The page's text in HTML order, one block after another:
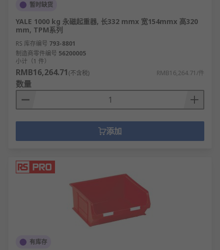
暂时缺货
YALE 1000 kg 永磁起重器, 长332 mmx 宽154mmx 高320
mm, TPM系列
RS 库存编号 793-8801
制造商零件编号 56200005
小计（1 件）
RMB16,264.71(不含税) RMB16,264.71/件
数量
添加
有库存